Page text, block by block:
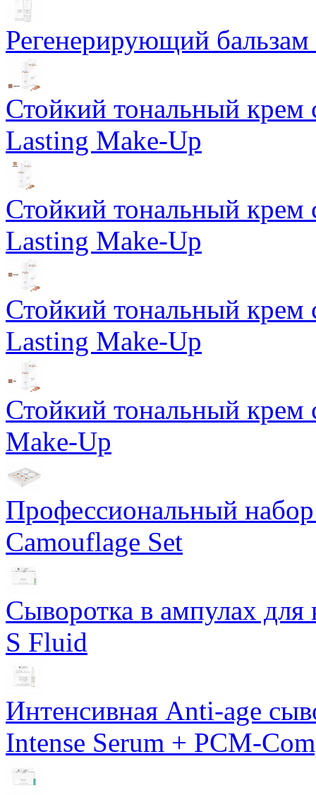
Регенерирующий
Стойкий тональный
Lasting Make-Up
Стойкий тональный
Lasting Make-Up
Стойкий тональный
Lasting Make-Up
Стойкий тональный
Make-Up
Профессиональный
Camouflage Set
Сыворотка в ампулах для
S Fluid
Интенсивная Anti-age
Intense Serum + PCM-